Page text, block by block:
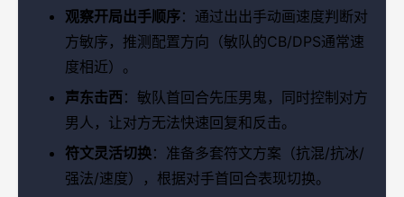
观察开局出手顺序：通过出出手动画速度判断对
方敏序，推测配置方向（敏队的CB/DPS通常速
度相近）。
声东击西：敏队首回合先压男鬼，同时控制对方
男人，让对方无法快速回复和反击。
符文灵活切换：准备多套符文方案（抗混/抗冰/
强法/速度），根据对手首回合表现切换。